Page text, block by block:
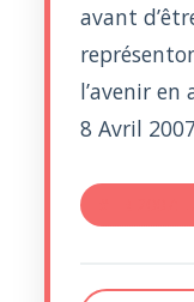
avant
l’avenir
8 Avril